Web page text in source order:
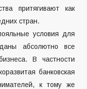
притягивают как
стран.
условия для
абсолютно все
В частности
банковская
к тому же